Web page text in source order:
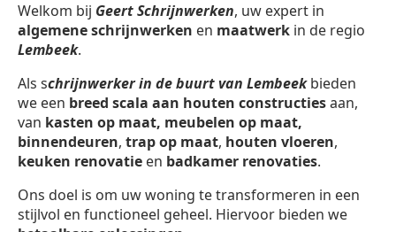
Welkom bij Geert Schrijnwerken, uw expert in
algemene schrijnwerken en maatwerk in de regio
Lembeek.
Als schrijnwerker in de buurt van Lembeekbieden
we een breed scala aan houten constructiesaan,
van kasten op maat, meubelen op maat,
binnendeuren, trap op maat, houten vloeren,
keuken renovatie en badkamer renovaties.
Ons doel is om uw woning te transformeren in een
stijlvol en functioneel geheel. Hiervoor bieden we